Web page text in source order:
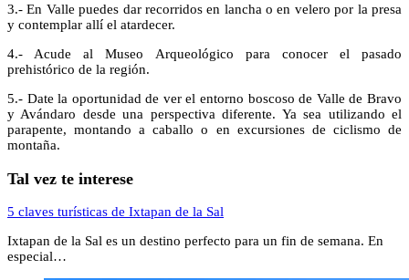
3.- En Valle puedes dar recorridos en lancha o en velero por la presa
y contemplar allí el atardecer.
4.- Acude al Museo Arqueológico para conocer el pasado
prehistórico de la región.
5.- Date la oportunidad de ver el entorno boscoso de Valle de Bravo
y Avándaro desde una perspectiva diferente. Ya sea utilizando el
parapente, montando a caballo o en excursiones de ciclismo de
montaña.
Tal vez te interese
5 claves turísticas de Ixtapan de la Sal
Ixtapan de la Sal es un destino perfecto para un fin de semana. En
especial…